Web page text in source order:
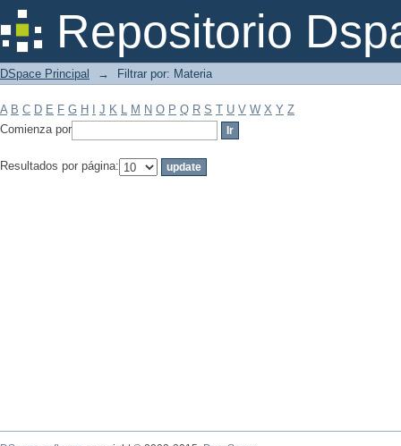
Repositorio
Filtrar por: Materia
DSpace Principal → Filtrar por: Materia
A B C D E F G H J K L M N O P Q R S T U V W X Y Z
Comienza por
Resultados por página: